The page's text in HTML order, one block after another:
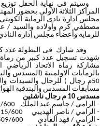
وسيتم فى نهاية الحفل توزيع
المراكز الثلاثة الأولي بحضور
مجلس ادارة نادى الرماية
مصطفي كرم وأولاده والسيد /
للرماية وأعضاء مجلس إدارة
وقد شارك فى البطولة عدد
شهدت تسجيل عدد كبير من
مشاركة رماة الاتحاد
50م رجال ) للرجال والسيدات
مسابقات المسدس والبندقية
مسدس 10 م رجال ناشئين
- الرامي / جاسم عبد الملك 552/600
- الرامي / ناصر الهديبي 515/600
- الرامي / فهد الفادي 509/600